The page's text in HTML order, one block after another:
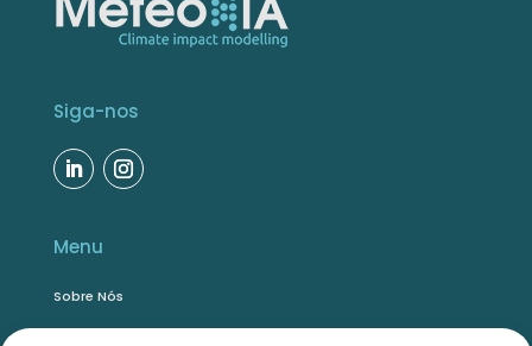
Siga-nos
Menu
Sobre Nós
Soluções